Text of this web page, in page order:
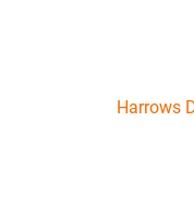
Harrows